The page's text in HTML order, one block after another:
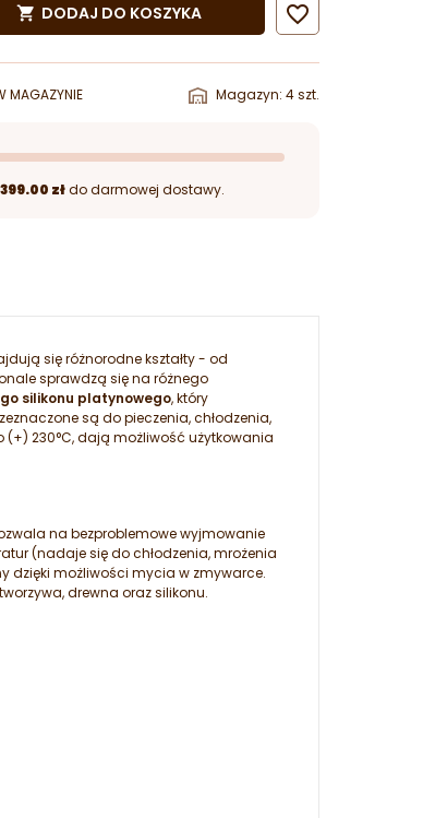
 DODAJ DO KOSZYKA 
MAGAZYNIE Magazyn: 4 szt.
399.00 złdo darmowej dostawy.
się różnorodne kształty - od
sprawdzą się na różnego
silikonu platynowego, który
są do pieczenia, chłodzenia,
(+) 230°C, dają możliwość użytkowania
na bezproblemowe wyjmowanie
(nadaje się do chłodzenia, mrożenia
dzięki możliwości mycia w zmywarce.
drewna oraz silikonu.